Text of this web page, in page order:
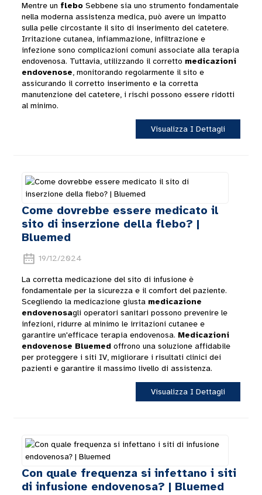
Mentre un fleboSebbene sia uno strumento fondamentale
nella moderna assistenza medica, può avere un impatto
sulla pelle circostante il sito di inserimento del catetere.
Irritazione cutanea, infiammazione, infiltrazione e
infezione sono complicazioni comuni associate alla terapia
endovenosa. Tuttavia, utilizzando il corretto medicazioni
endovenose, monitorando regolarmente il sito e
assicurando il corretto inserimento e la corretta
manutenzione del catetere, i rischi possono essere ridotti
al minimo.
Visualizza I Dettagli
Come dovrebbe essere medicato il
sito di inserzione della flebo? |
Bluemed
19/12/2024
La corretta medicazione del sito di infusione è
fondamentale per la sicurezza e il comfort del paziente.
Scegliendo la medicazione giusta medicazione
endovenosagli operatori sanitari possono prevenire le
infezioni, ridurre al minimo le irritazioni cutanee e
garantire un'efficace terapia endovenosa. Medicazioni
endovenose Bluemedoffrono una soluzione affidabile
per proteggere i siti IV, migliorare i risultati clinici dei
pazienti e garantire il massimo livello di assistenza.
Visualizza I Dettagli
Con quale frequenza si infettano i siti
di infusione endovenosa? | Bluemed